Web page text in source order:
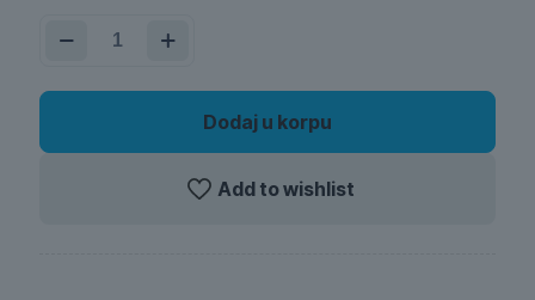
1/2.8"
Dodaj u korpu
Add to wishlist